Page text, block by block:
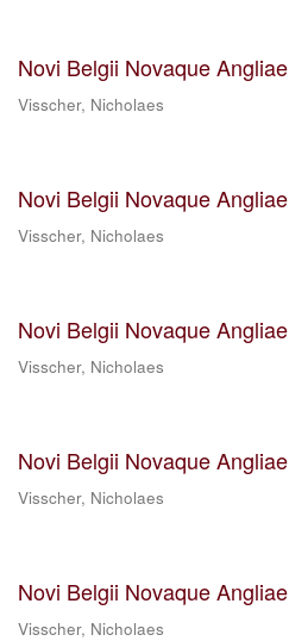
Novi Belgii Novaque Angliae
Visscher, Nicholaes
Novi Belgii Novaque Angliae
Visscher, Nicholaes
Novi Belgii Novaque Angliae
Visscher, Nicholaes
Novi Belgii Novaque Angliae
Visscher, Nicholaes
Novi Belgii Novaque Angliae
Visscher, Nicholaes